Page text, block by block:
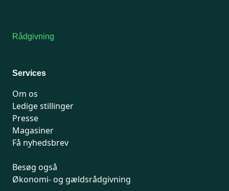
Rådgivning
Services
Om os
Ledige stillinger
Presse
Magasiner
Få nyhedsbrev
Besøg også
Økonomi- og gældsrådgivning